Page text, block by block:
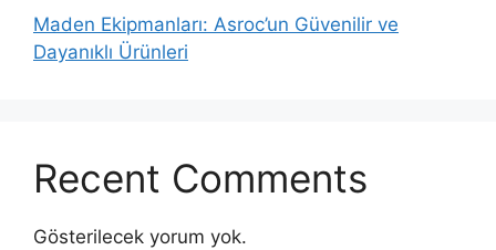
Maden Ekipmanları: Asroc’un Güvenilir ve
Dayanıklı Ürünleri
Recent Comments
Gösterilecek yorum yok.